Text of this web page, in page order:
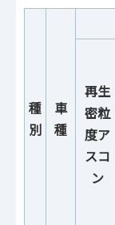
種
別
車
種
再生
密粒
度ア
スコ
ン